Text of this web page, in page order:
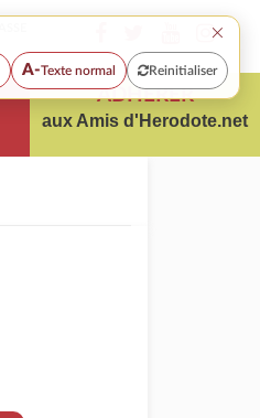
×
A-Texte normal Reinitialiser
ADHÉRER
aux Amis d'Herodote.net